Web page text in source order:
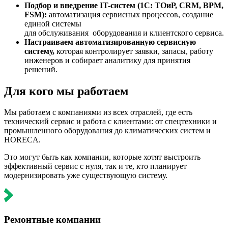
Подбор и внедрение IT-систем (1С: ТОиР, CRM, BPM,
FSM): автоматизация сервисных процессов, создание
единой системы
для обслуживания оборудования и клиентского сервиса.
Настраиваем автоматизированную сервисную
систему, которая контролирует заявки, запасы, работу
инженеров и собирает аналитику для принятия
решений.
Для кого мы работаем
Мы работаем с компаниями из всех отраслей, где есть
технический сервис и работа с клиентами: от спецтехники и
промышленного оборудования до климатических систем и
HORECA.
Это могут быть как компании, которые хотят выстроить
эффективный сервис с нуля, так и те, кто планирует
модернизировать уже существующую систему.
Ремонтные компании